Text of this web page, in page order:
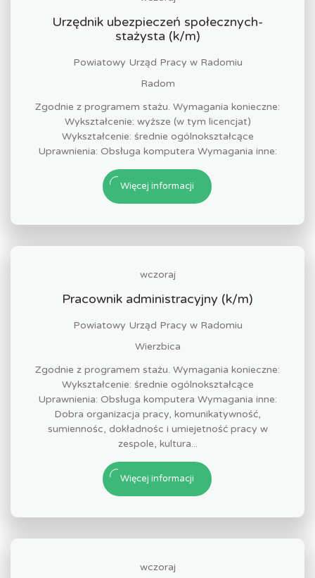
Urzędnik ubezpieczeń społecznych-
stażysta (k/m)
Powiatowy Urząd Pracy w Radomiu
Radom
Zgodnie z programem stażu. Wymagania konieczne:
Wykształcenie: wyższe (w tym licencjat)
Wykształcenie: średnie ogólnokształcące
Uprawnienia: Obsługa komputera Wymagania inne:
Więcej informacji
wczoraj
Pracownik administracyjny (k/m)
Powiatowy Urząd Pracy w Radomiu
Wierzbica
Zgodnie z programem stażu. Wymagania konieczne:
Wykształcenie: średnie ogólnokształcące
Uprawnienia: Obsługa komputera Wymagania inne:
Dobra organizacja pracy, komunikatywność,
sumiennośc, dokładnośc i umiejetność pracy w
zespole, kultura...
Więcej informacji
wczoraj